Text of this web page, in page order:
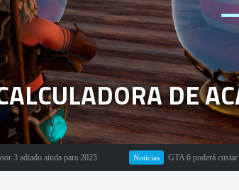
DE
para 2025 Noticias GTA 6 poderá custar 100$